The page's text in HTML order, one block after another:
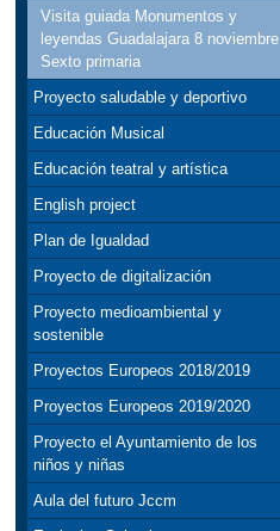
Visita guiada Monumentos y
leyendas Guadalajara 8 noviembre
Sexto primaria
Proyecto saludable y deportivo
Educación Musical
Educación teatral y artística
English project
Plan de Igualdad
Proyecto de digitalización
Proyecto medioambiental y
sostenible
Proyectos Europeos 2018/2019
Proyectos Europeos 2019/2020
Proyecto el Ayuntamiento de los
niños y niñas
Aula del futuro Jccm